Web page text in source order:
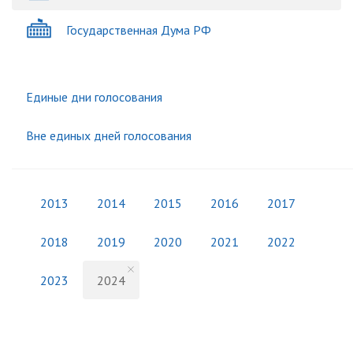
Государственная Дума РФ
Единые дни голосования
Вне единых дней голосования
2013 2014 2015 2016 2017
2018 2019 2020 2021 2022
2023 2024